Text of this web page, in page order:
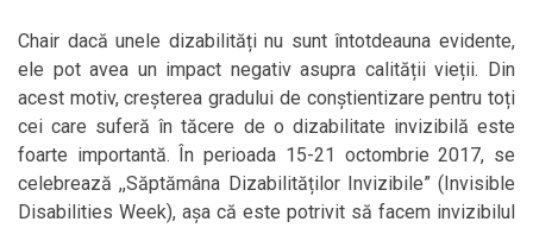
Chair dacă unele dizabilități nu sunt întotdeauna evidente,
ele pot avea un impact negativ asupra calității vieții. Din
acest motiv, creșterea gradului de conștientizare pentru toți
cei care suferă în tăcere de o dizabilitate invizibilă este
foarte importantă. În perioada 15-21 octombrie 2017, se
celebrează ,,Săptămâna Dizabilităților Invizibile” (Invisible
Disabilities Week), așa că este potrivit să facem invizibilul